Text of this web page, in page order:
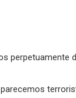
perpetuamente